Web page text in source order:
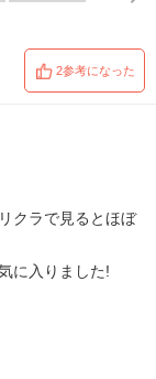
2参考になった
クラで見るとほぼ
に入りました!